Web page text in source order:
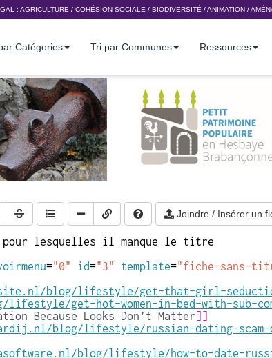
: AGRICULTURE / COHÉSION SOCIALE / BIODIVERSITÉ /ANIMATION /
Catégories Tri par Communes Ressources
Joindre / Insérer un
lesquelles il manque le titre
="0" id="3" template="fiche-sans-
blog/lifestyle/get-that-girl-
get-hot-women-in-bed-with-sub-
Because Looks Don’t Matter]]
blog/lifestyle/russian-dating-
blog/lifestyle/how-to-date-